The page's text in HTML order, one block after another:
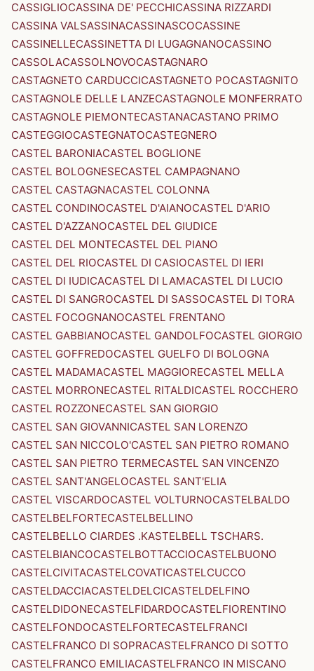
CASSIGLIOCASSINA DE' PECCHICASSINA RIZZARDI
CASSINA VALSASSINACASSINASCOCASSINE
CASSINELLECASSINETTA DI LUGAGNANOCASSINO
CASSOLACASSOLNOVOCASTAGNARO
CASTAGNETO CARDUCCICASTAGNETO POCASTAGNITO
CASTAGNOLE DELLE LANZECASTAGNOLE MONFERRATO
CASTAGNOLE PIEMONTECASTANACASTANO PRIMO
CASTEGGIOCASTEGNATOCASTEGNERO
CASTEL BARONIACASTEL BOGLIONE
CASTEL BOLOGNESECASTEL CAMPAGNANO
CASTEL CASTAGNACASTEL COLONNA
CASTEL CONDINOCASTEL D'AIANOCASTEL D'ARIO
CASTEL D'AZZANOCASTEL DEL GIUDICE
CASTEL DEL MONTECASTEL DEL PIANO
CASTEL DEL RIOCASTEL DI CASIOCASTEL DI IERI
CASTEL DI IUDICACASTEL DI LAMACASTEL DI LUCIO
CASTEL DI SANGROCASTEL DI SASSOCASTEL DI TORA
CASTEL FOCOGNANOCASTEL FRENTANO
CASTEL GABBIANOCASTEL GANDOLFOCASTEL GIORGIO
CASTEL GOFFREDOCASTEL GUELFO DI BOLOGNA
CASTEL MADAMACASTEL MAGGIORECASTEL MELLA
CASTEL MORRONECASTEL RITALDICASTEL ROCCHERO
CASTEL ROZZONECASTEL SAN GIORGIO
CASTEL SAN GIOVANNICASTEL SAN LORENZO
CASTEL SAN NICCOLO'CASTEL SAN PIETRO ROMANO
CASTEL SAN PIETRO TERMECASTEL SAN VINCENZO
CASTEL SANT'ANGELOCASTEL SANT'ELIA
CASTEL VISCARDOCASTEL VOLTURNOCASTELBALDO
CASTELBELFORTECASTELBELLINO
CASTELBELLO CIARDES .KASTELBELL TSCHARS.
CASTELBIANCOCASTELBOTTACCIOCASTELBUONO
CASTELCIVITACASTELCOVATICASTELCUCCO
CASTELDACCIACASTELDELCICASTELDELFINO
CASTELDIDONECASTELFIDARDOCASTELFIORENTINO
CASTELFONDOCASTELFORTECASTELFRANCI
CASTELFRANCO DI SOPRACASTELFRANCO DI SOTTO
CASTELFRANCO EMILIACASTELFRANCO IN MISCANO